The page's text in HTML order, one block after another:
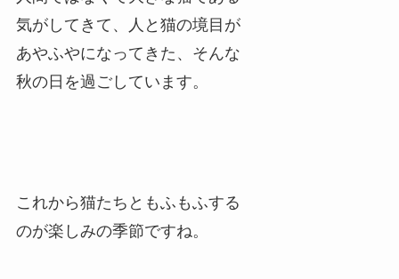
気がしてきて、人と猫の境目が
あやふやになってきた、そんな
秋の日を過ごしています。
これから猫たちともふもふする
のが楽しみの季節ですね。